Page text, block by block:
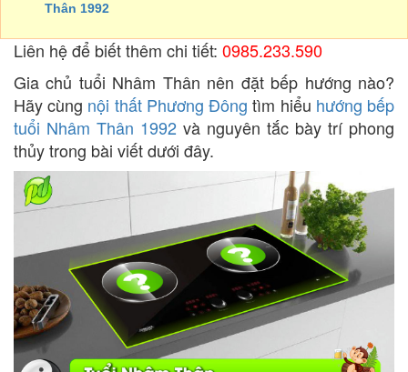
Thân 1992
Liên hệ để biết thêm chi tiết: 0985.233.590
Gia chủ tuổi Nhâm Thân nên đặt bếp hướng nào?
Hãy cùng nội thất Phương Đông tìm hiểu hướng bếp
tuổi Nhâm Thân 1992 và nguyên tắc bày trí phong
thủy trong bài viết dưới đây.